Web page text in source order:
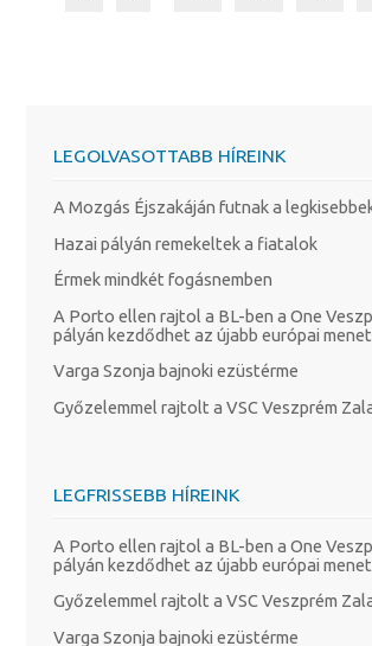
LEGOLVASOTTABB HÍREINK
A Mozgás Éjszakáján futnak a
Hazai pályán remekeltek a fiatalok
Érmek mindkét fogásnemben
A Porto ellen rajtol a BL-ben a One
pályán kezdődhet az újabb európai
Varga Szonja bajnoki ezüstérme
Győzelemmel rajtolt a VSC Veszprém
LEGFRISSEBB HÍREINK
A Porto ellen rajtol a BL-ben a One
pályán kezdődhet az újabb európai
Győzelemmel rajtolt a VSC Veszprém
Varga Szonja bajnoki ezüstérme